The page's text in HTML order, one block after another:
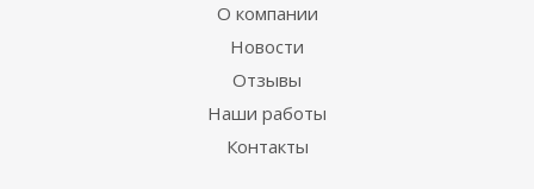
О компании
Новости
Отзывы
Наши работы
Контакты